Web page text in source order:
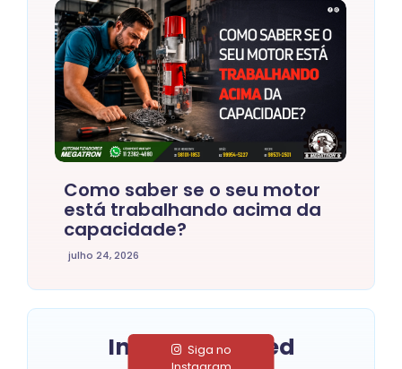
Como saber se o seu motor
está trabalhando acima da
capacidade?
julho 24, 2026
Instagram Feed
Siga no